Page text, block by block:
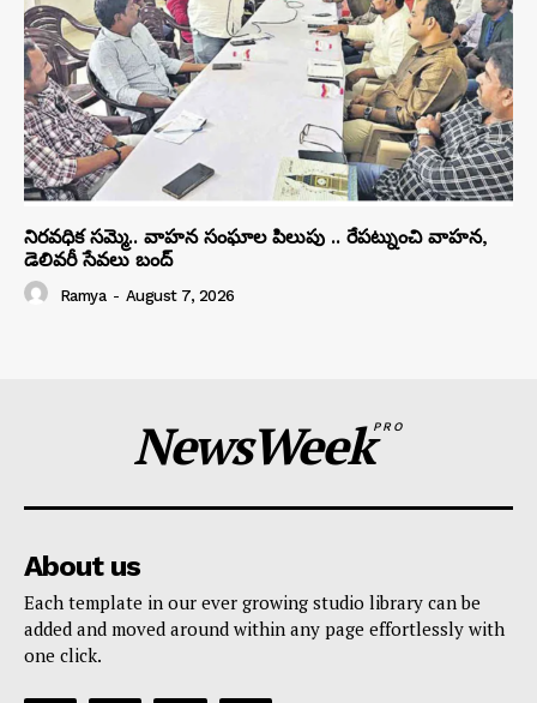
నిరవధిక సమ్మె.. వాహన సంఘాల పిలుపు .. రేపట్నుంచి వాహన,
డెలివరీ సేవలు బంద్‌
Ramya - August 7, 2026
NewsWeekPRO
About us
Each template in our ever growing studio library can be
added and moved around within any page effortlessly with
one click.